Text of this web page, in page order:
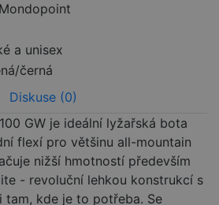
a unisex
černá
Diskuse (0)
GW je ideální lyžařská bota
flexí pro většinu all-mountain
nižší hmotností především
- revoluční lehkou konstrukcí s
tam, kde je to potřeba. Se